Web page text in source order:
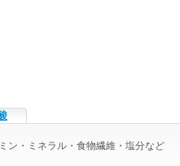
ン・ミネラル・食物繊維・塩分など